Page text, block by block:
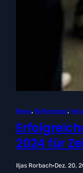
News, Referenzen,
2024 für
Iljas Rorbach·Dez. 20,